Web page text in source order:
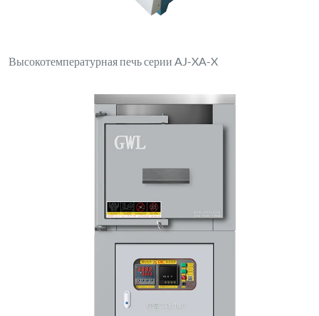
Высокотемпературная печь серии AJ-XA-X